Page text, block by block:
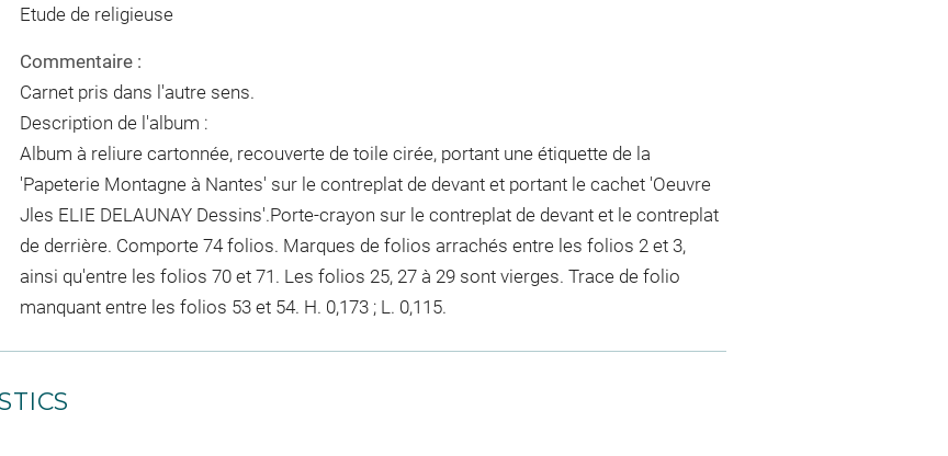
Etude de religieuse
Commentaire :
Carnet pris dans l'autre sens.
Description de l'album :
Album à reliure cartonnée, recouverte de toile cirée, portant une étiquette de la
'Papeterie Montagne à Nantes' sur le contreplat de devant et portant le cachet 'Oeuvre
Jles ELIE DELAUNAY Dessins'.Porte-crayon sur le contreplat de devant et le contreplat
de derrière. Comporte 74 folios. Marques de folios arrachés entre les folios 2 et 3,
ainsi qu'entre les folios 70 et 71. Les folios 25, 27 à 29 sont vierges. Trace de folio
manquant entre les folios 53 et 54. H. 0,173 ; L. 0,115.